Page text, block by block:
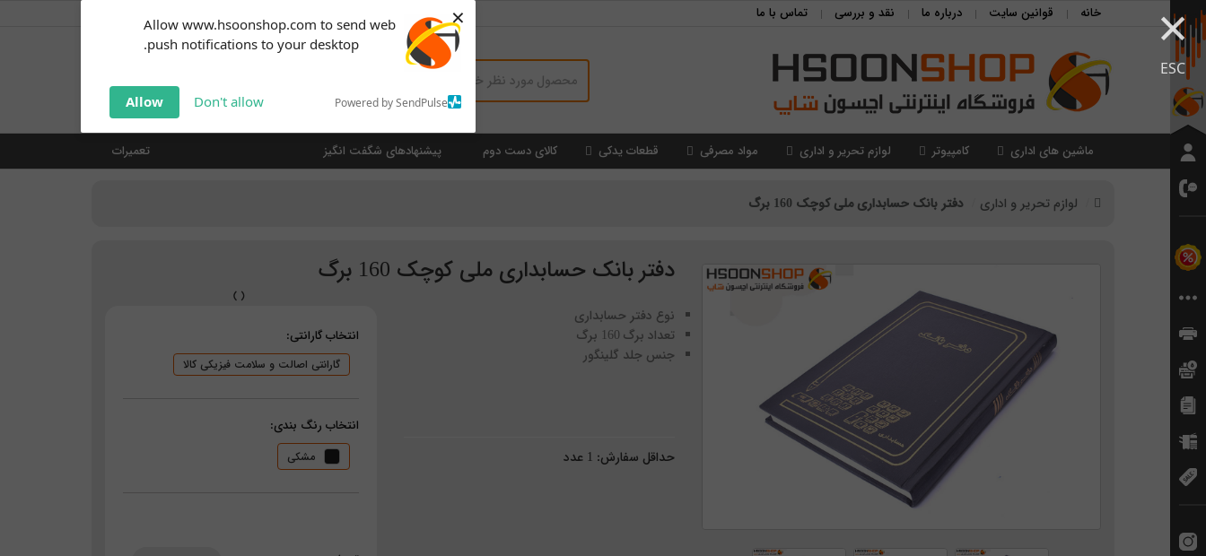
Allow www.hsoonshop.com to send web
push notifications to your desktop.
Powered by SendPulse
Don't allow
Allow
× ×
ESC
notifications!
Click the bell icon to enable
خانه قوانین سایت درباره ما نقد و بررسی تماس با ما
ماشین های اداری کامپیوتر لوازم تحریر و اداری مواد مصرفی قطعات یدکی کالای دست دوم پیشنهادهای شگفت انگیز تعمیرات
لوازم تحریر و اداری دفتر بانک حسابداری ملی کوچک 160 برگ
دفتر بانک حسابداری ملی کوچک 160 برگ
نوع دفتر حسابداری
تعداد برگ 160 برگ
جنس جلد گلینگور
حداقل سفارش: 1 عدد
انتخاب گارانتی:
گارانتی اصالت و سلامت فیزیکی کالا
انتخاب رنگ بندی:
مشکی